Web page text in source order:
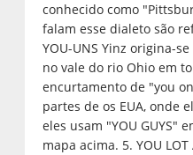
conhecido como
falam esse dialeto são
YOU-UNS Yinz origina-
no vale do rio Ohio em
encurtamento de "you
partes de os EUA, onde
eles usam "YOU GUYS"
mapa acima. 5. YOU